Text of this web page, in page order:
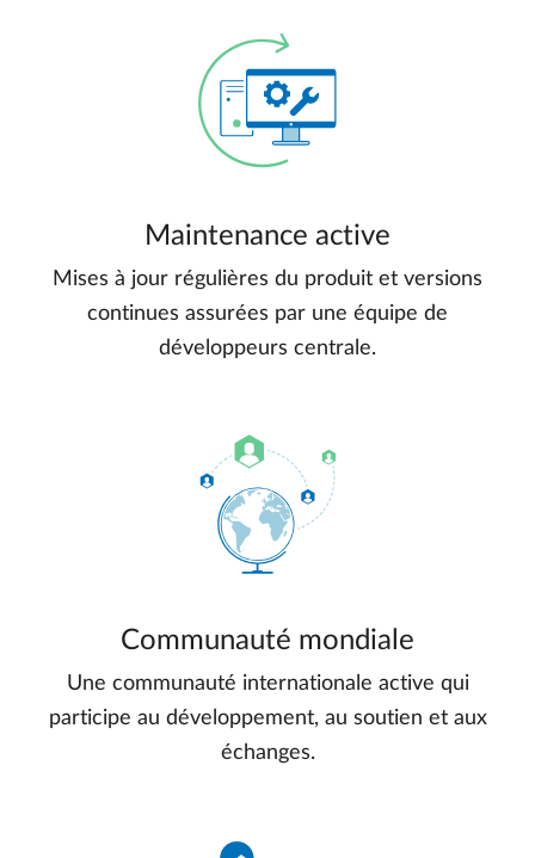
Maintenance active
Mises à jour régulières du produit et versions
continues assurées par une équipe de
développeurs centrale.
Communauté mondiale
Une communauté internationale active qui
participe au développement, au soutien et aux
échanges.